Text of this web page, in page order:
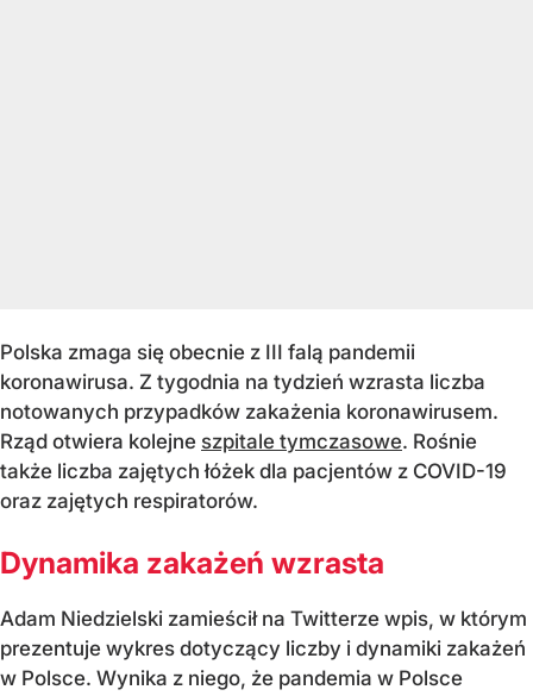
Polska zmaga się obecnie z III falą pandemii
koronawirusa. Z tygodnia na tydzień wzrasta liczba
notowanych przypadków zakażenia koronawirusem.
Rząd otwiera kolejne szpitale tymczasowe. Rośnie
także liczba zajętych łóżek dla pacjentów z COVID-19
oraz zajętych respiratorów.
Dynamika zakażeń wzrasta
Adam Niedzielski zamieścił na Twitterze wpis, w którym
prezentuje wykres dotyczący liczby i dynamiki zakażeń
w Polsce. Wynika z niego, że pandemia w Polsce